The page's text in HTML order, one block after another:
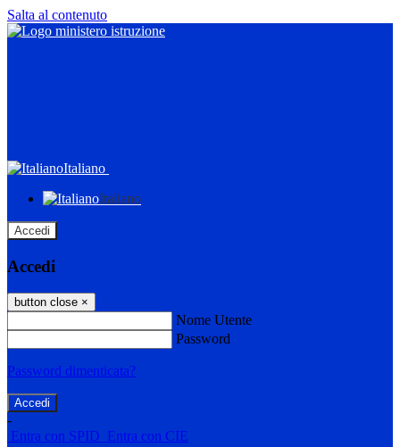
Salta al contenuto
Italiano
Italiano
Accedi
Accedi
button close ×
Nome Utente
Password
Password dimenticata?
-
Entra con SPID Entra con CIE